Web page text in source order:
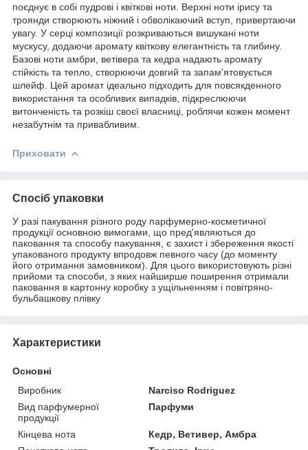
поєднує в собі пудрові і квіткові ноти. Верхні ноти ірису та
троянди створюють ніжний і обволікаючий вступ, привертаючи
увагу. У серці композиції розкриваються вишукані ноти
мускусу, додаючи аромату квіткову елегантність та глибину.
Базові ноти амбри, ветівера та кедра надають аромату
стійкість та тепло, створюючи довгий та запам'ятовується
шлейф. Цей аромат ідеально підходить для повсякденного
використання та особливих випадків, підкреслюючи
витонченість та розкіш своєї власниці, роблячи кожен момент
незабутнім та привабливим.
Приховати
Спосіб упаковки
У разі пакування різного роду парфумерно-косметичної
продукції основною вимогами, що пред'являються до
паковання та способу пакування, є захист і збереження якості
упакованого продукту впродовж певного часу (до моменту
його отримання замовником). Для цього використовують різні
прийоми та способи, з яких найширше поширення отримали
паковання в картонну коробку з ущільненням і повітряно-
бульбашкову плівку
Характеристики
Основні
Виробник
Narciso Rodriguez
Вид парфумерної
продукції
Парфуми
Кінцева нота
Кедр, Ветивер, Амбра